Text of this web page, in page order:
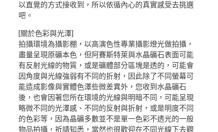
以直覺的方式接收到，所以依循內心的真實感受去挑選
吧。
[關於色彩與光澤]
拍攝環境為攝影棚，以高演色性專業攝影燈光做拍攝，
盡量呈現原礦本色，但阿賽斯特萊與水晶礦石表面可能
有反射光線的物質，或是礦體部分區塊是透的，可能會
因角度與光線強弱有不同的折射，因此除了不同螢幕可
能造成影像與實體色澤些微差異外，您收到水晶礦石
後，也會因著您所在環境的光線與明暗不同，可能呈現
略微不同的光澤感、不同的反射與折射，或是明度不同
的色彩等，因為晶礦多數並不是單一色彩不透光的一般
物品拍攝，祈請知悉，當然也很歡迎在不同光線下去觀